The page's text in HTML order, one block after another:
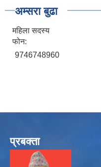
अम्सरा बुढा
महिला सदस्य
फोन:
9746748960
प्रबक्ता